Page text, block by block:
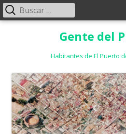
Gente del
Habitantes de El Puerto
Menú
Buscar: